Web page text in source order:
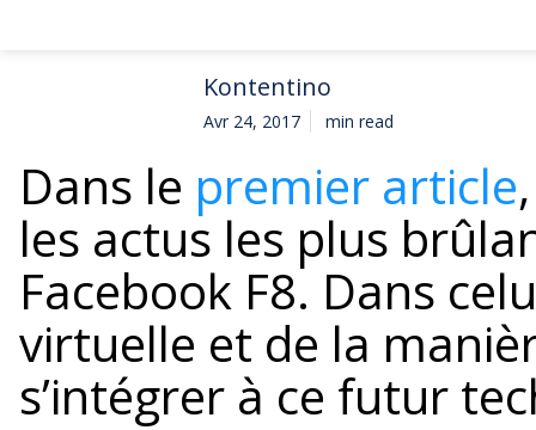
Kontentino
Avr 24, 2017 min read
Dans le premier article
les actus les plus
Facebook F8. Dans
virtuelle et de la
s’intégrer à ce futur